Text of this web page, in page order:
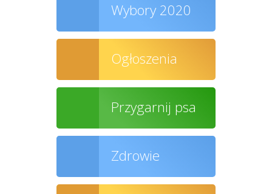
Wybory 2020
Ogłoszenia
Przygarnij psa
Zdrowie